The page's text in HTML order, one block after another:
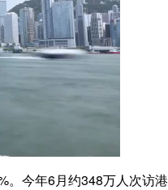
今年6月约348万人次访